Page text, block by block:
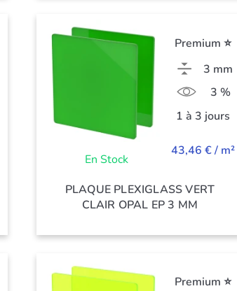
En Stock
Premium ⭐
3 mm
3 %
1 à 3 jours
43,46 € / m²
PLAQUE PLEXIGLASS VERT
CLAIR OPAL EP 3 MM
Premium ⭐